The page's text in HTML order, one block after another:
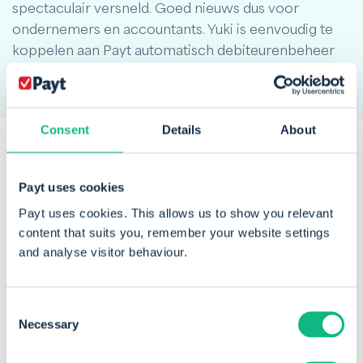
Consent Details About
Payt uses cookies
Payt uses cookies. This allows us to show you relevant
content that suits you, remember your website settings
and analyse visitor behaviour.
Selection
Necessary
spectaculair versneld. Goed nieuws dus voor
ondernemers en accountants. Yuki is eenvoudig te
koppelen aan Payt automatisch debiteurenbeheer
Een greep uit onze
vertrouwen op Payt